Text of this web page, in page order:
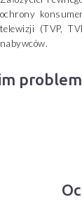
ochrony
telewizji (TVP,
nabywców.